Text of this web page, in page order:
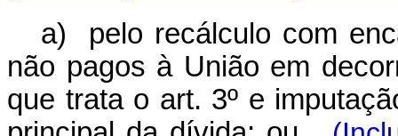
a) pelo recálculo com
não pagos à União em
que trata o art. 3º e